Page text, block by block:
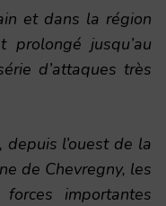
et dans la région
prolongé jusqu’au
d’attaques très
l’ouest de la
de Chevregny, les
importantes